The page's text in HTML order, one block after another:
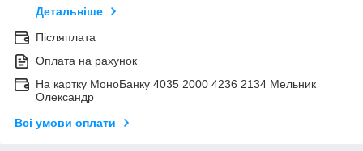
Детальніше
Післяплата
Оплата на рахунок
На картку МоноБанку 4035 2000 4236 2134 Мельник
Олександр
Всі умови оплати